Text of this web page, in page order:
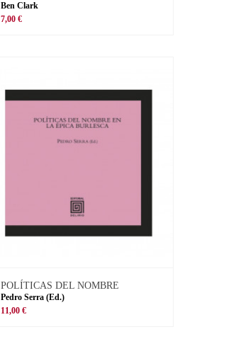
Ben Clark
7,00 €
POLÍTICAS DEL NOMBRE
Pedro Serra (Ed.)
11,00 €